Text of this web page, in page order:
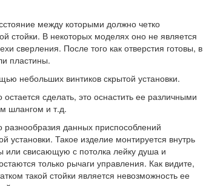
между которыми должно четко
стойки. В некоторых моделях оно не является
сверления. После того как отверстия готовы, в
пластины.
небольших винтиков скрытой установки.
сделать, это оснастить ее различными
шлангом и т.д.
данных приспособлений
установки. Такое изделие монтируется внутрь
или свисающую с потолка лейку душа и
только рычаги управления. Как видите,
такой стойки является невозможность ее